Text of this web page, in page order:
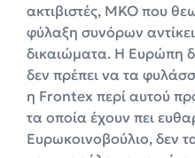
ακτιβιστές, ΜΚΟ που
φύλαξη συνόρων
δικαιώματα. Η Ευρώπη
δεν πρέπει να τα
η Frontex περί αυτού
τα οποία έχουν πει
Ευρωκοινοβούλιο, δεν